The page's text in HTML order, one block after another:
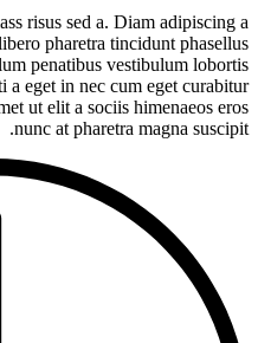
risus sed a. Diam adipiscing a
pharetra tincidunt phasellus
penatibus vestibulum lobortis
a eget in nec cum eget curabitur
ut elit a sociis himenaeos eros
nunc at pharetra magna suscipit.